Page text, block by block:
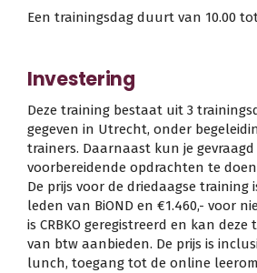
Een trainingsdag duurt van 10.00
Investering
Deze training bestaat uit 3
gegeven in Utrecht, onder
trainers. Daarnaast kun je
voorbereidende opdrachten te
De prijs voor de driedaagse training
leden van BiOND en €1.460,- voor
is CRBKO geregistreerd en kan
van btw aanbieden. De prijs is
lunch, toegang tot de online